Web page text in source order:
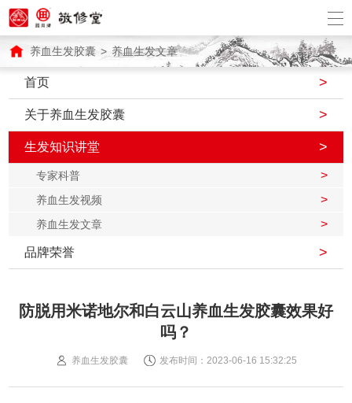
养血生发胶囊 > 养血生发文章
首页 >
关于养血生发胶囊 >
生发知识讲堂 >
专家科普 >
养血生发视频 >
养血生发文章 >
品牌荣誉 >
防脱用米诺地尔和白云山养血生发胶囊效果好
吗？
养血生发胶囊 发布时间：2023-06-16 15:32:25